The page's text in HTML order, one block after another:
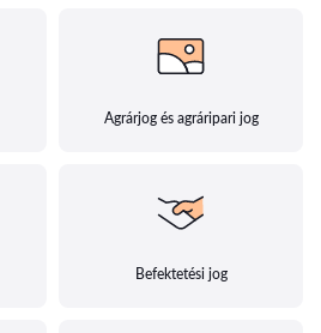
Agrárjog és agráripari jog
Befektetési jog